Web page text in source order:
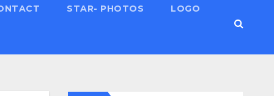
STAR- PHOTOS LOGO